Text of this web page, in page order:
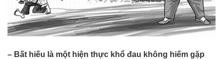
– Bất hiếu là một hiện thực khổ đau không hiếm gặp